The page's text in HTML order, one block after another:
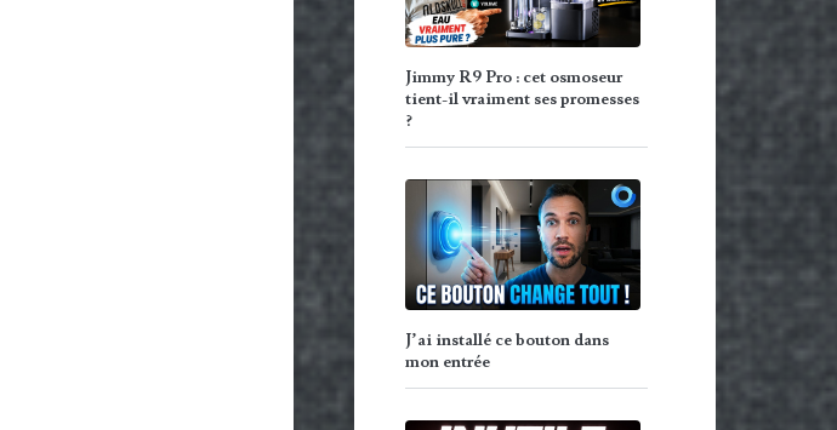
Jimmy R9 Pro : cet osmoseur
tient-il vraiment ses promesses
?
J’ai installé ce bouton dans
mon entrée